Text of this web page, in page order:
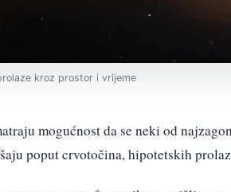
kroz prostor i vrijeme
mogućnost da se neki od
poput crvotočina, hipotetskih